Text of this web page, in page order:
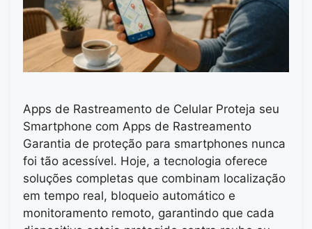
Apps de Rastreamento de Celular Proteja seu
Smartphone com Apps de Rastreamento
Garantia de proteção para smartphones nunca
foi tão acessível. Hoje, a tecnologia oferece
soluções completas que combinam localização
em tempo real, bloqueio automático e
monitoramento remoto, garantindo que cada